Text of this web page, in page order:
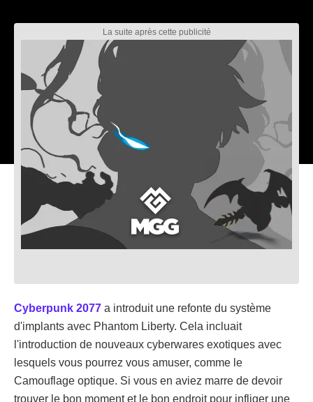
Cyberpunk 2077 a introduit une refonte du système
d'implants avec Phantom Liberty. Cela incluait
l'introduction de nouveaux cyberwares exotiques avec
lesquels vous pourrez vous amuser, comme le
Camouflage optique. Si vous en aviez marre de devoir
trouver le bon moment et le bon endroit pour infliger une